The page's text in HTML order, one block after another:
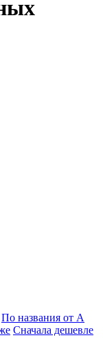
По названия от А
Сначала дешевле